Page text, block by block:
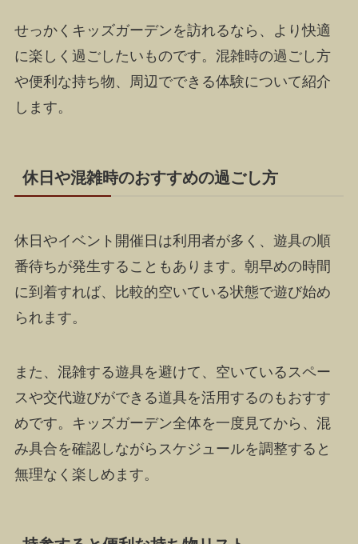
せっかくキッズガーデンを訪れるなら、より快適
に楽しく過ごしたいものです。混雑時の過ごし方
や便利な持ち物、周辺でできる体験について紹介
します。
休日や混雑時のおすすめの過ごし方
休日やイベント開催日は利用者が多く、遊具の順
番待ちが発生することもあります。朝早めの時間
に到着すれば、比較的空いている状態で遊び始め
られます。
また、混雑する遊具を避けて、空いているスペー
スや交代遊びができる道具を活用するのもおすす
めです。キッズガーデン全体を一度見てから、混
み具合を確認しながらスケジュールを調整すると
無理なく楽しめます。